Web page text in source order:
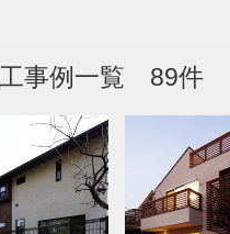
事例一覧 89件